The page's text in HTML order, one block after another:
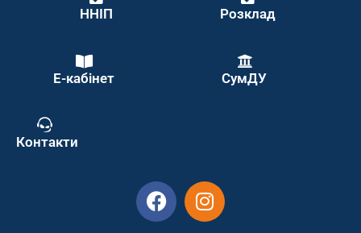
ННІП Розклад
Е-кабінет СумДУ
Контакти